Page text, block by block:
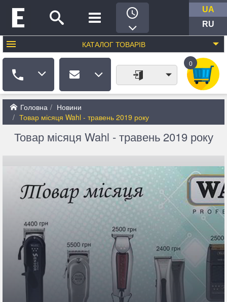
UA
RU
КАТАЛОГ ТОВАРІВ
0
Головна
Новини
Товар місяця Wahl - травень 2019 року
Товар місяця Wahl - травень 2019 року